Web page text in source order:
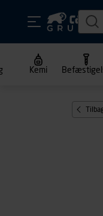
Kemi